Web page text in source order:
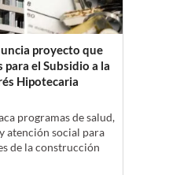
proyecto que
para el Subsidio a la
Hipotecaria
programas de salud,
atención social para
de la construcción